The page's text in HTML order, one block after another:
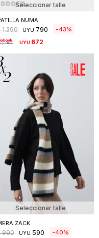
Seleccionar talle
NUMA
1.390 UYU 790 43
UYU 672
Seleccionar talle
ZACK
990 UYU 590 40